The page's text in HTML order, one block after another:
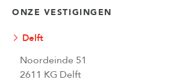
ONZE VESTIGINGEN
Delft
Noordeinde 51
2611 KG Delft